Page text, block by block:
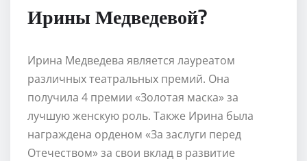
Ирины Медведевой?
Ирина Медведева является лауреатом
различных театральных премий. Она
получила 4 премии «Золотая маска» за
лучшую женскую роль. Также Ирина была
награждена орденом «За заслуги перед
Отечеством» за свои вклад в развитие